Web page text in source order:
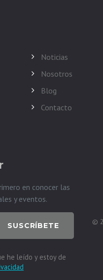
Noticias
Nosotros
Blog
Contacto
en conocer las
y eventos.
SUSCRÍBETE
he leído y estoy de
©